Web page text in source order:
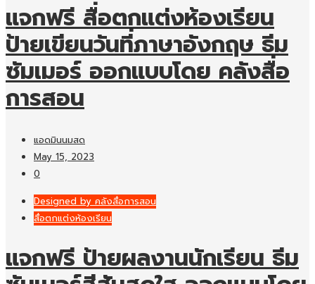
แจกฟรี สื่อตกแต่งห้องเรียน
ป้ายเขียนวันที่ภาษาอังกฤษ ธีม
ซัมเมอร์ ออกแบบโดย คลังสื่อ
การสอน
แอดมินนมสด
May 15, 2023
0
Designed by คลังสื่อการสอน
สื่อตกแต่งห้องเรียน
แจกฟรี ป้ายผลงานนักเรียน ธีม